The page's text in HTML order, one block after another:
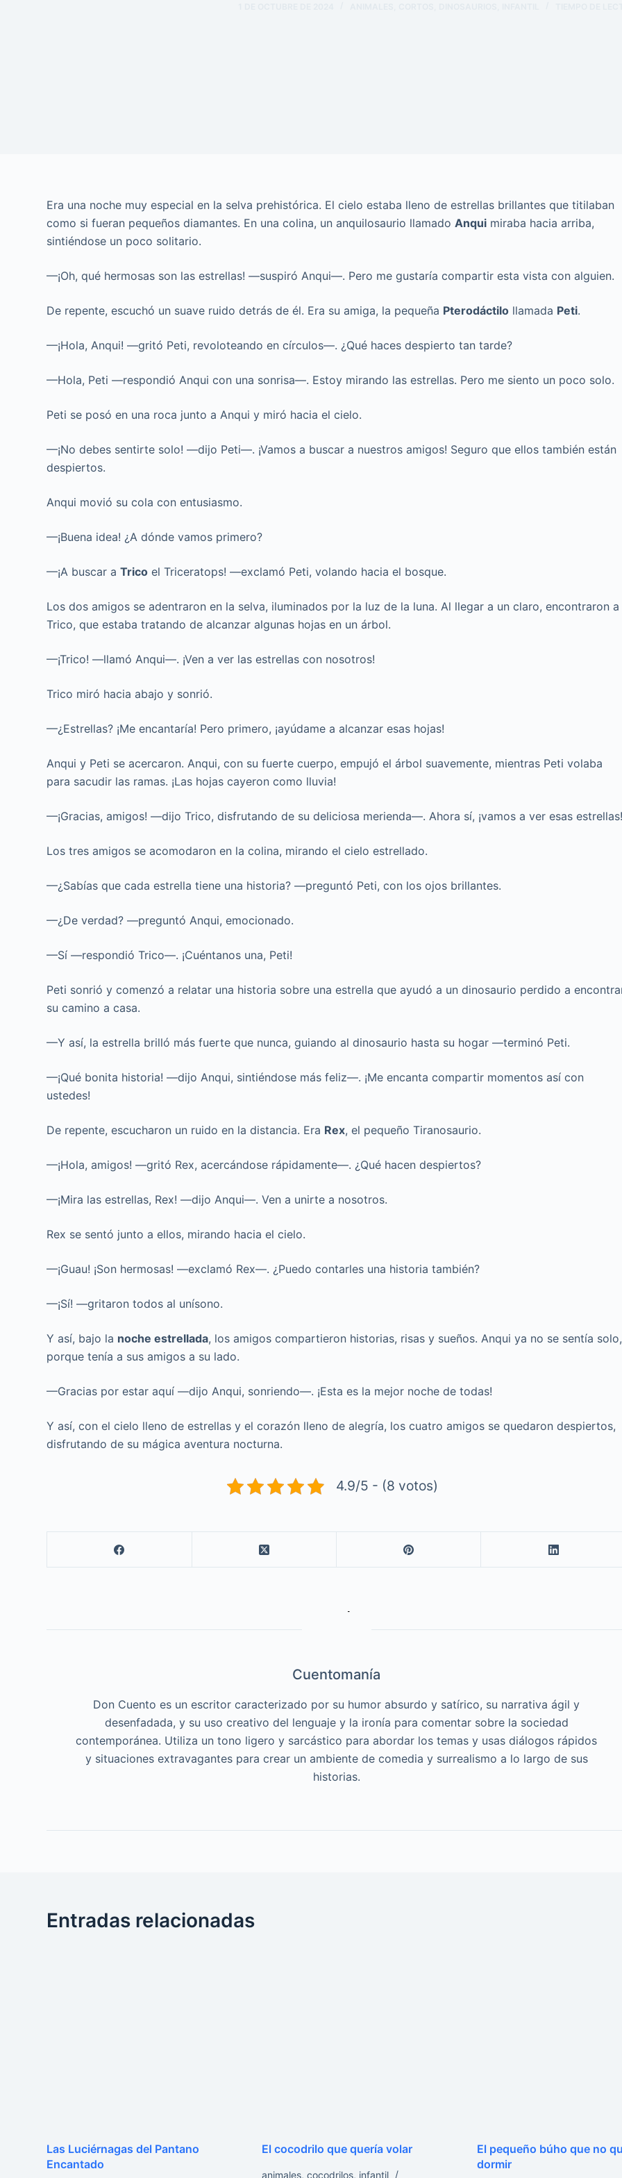
Era una noche muy especial en la selva prehistórica. El cielo estaba lleno de estrellas brillantes que titilaban
como si fueran pequeños diamantes. En una colina, un anquilosaurio llamadoAnqui miraba hacia arriba,
sintiéndose un poco solitario.
—¡Oh, qué hermosas son las estrellas! —suspiró Anqui—. Pero me gustaría compartir esta vista con alguien.
De repente, escuchó un suave ruido detrás de él. Era su amiga, la pequeña Pterodáctilo llamada Peti.
—¡Hola, Anqui! —gritó Peti, revoloteando en círculos—. ¿Qué haces despierto tan tarde?
—Hola, Peti —respondió Anqui con una sonrisa—. Estoy mirando las estrellas. Pero me siento un poco solo.
Peti se posó en una roca junto a Anqui y miró hacia el cielo.
—¡No debes sentirte solo! —dijo Peti—. ¡Vamos a buscar a nuestros amigos! Seguro que ellos también están
despiertos.
Anqui movió su cola con entusiasmo.
—¡Buena idea! ¿A dónde vamos primero?
—¡A buscar aTrico el Triceratops! —exclamó Peti, volando hacia el bosque.
Los dos amigos se adentraron en la selva, iluminados por la luz de la luna. Al llegar a un claro, encontraron a
Trico, que estaba tratando de alcanzar algunas hojas en un árbol.
—¡Trico! —llamó Anqui—. ¡Ven a ver las estrellas con nosotros!
Trico miró hacia abajo y sonrió.
—¿Estrellas? ¡Me encantaría! Pero primero, ¡ayúdame a alcanzar esas hojas!
Anqui y Peti se acercaron. Anqui, con su fuerte cuerpo, empujó el árbol suavemente, mientras Peti volaba
para sacudir las ramas. ¡Las hojas cayeron como lluvia!
—¡Gracias, amigos! —dijo Trico, disfrutando de su deliciosa merienda—. Ahora sí, ¡vamos a ver esas
Los tres amigos se acomodaron en la colina, mirando el cielo estrellado.
—¿Sabías que cada estrella tiene una historia? —preguntó Peti, con los ojos brillantes.
—¿De verdad? —preguntó Anqui, emocionado.
—Sí —respondió Trico—. ¡Cuéntanos una, Peti!
Peti sonrió y comenzó a relatar una historia sobre una estrella que ayudó a un dinosaurio perdido a
su camino a casa.
—Y así, la estrella brilló más fuerte que nunca, guiando al dinosaurio hasta su hogar —terminó Peti.
—¡Qué bonita historia! —dijo Anqui, sintiéndose más feliz—. ¡Me encanta compartir momentos así con
ustedes!
De repente, escucharon un ruido en la distancia. Era Rex, el pequeño Tiranosaurio.
—¡Hola, amigos! —gritó Rex, acercándose rápidamente—. ¿Qué hacen despiertos?
—¡Mira las estrellas, Rex! —dijo Anqui—. Ven a unirte a nosotros.
Rex se sentó junto a ellos, mirando hacia el cielo.
—¡Guau! ¡Son hermosas! —exclamó Rex—. ¿Puedo contarles una historia también?
—¡Sí! —gritaron todos al unísono.
Y así, bajo la noche estrellada, los amigos compartieron historias, risas y sueños. Anqui ya no se sentía solo,
porque tenía a sus amigos a su lado.
—Gracias por estar aquí —dijo Anqui, sonriendo—. ¡Esta es la mejor noche de todas!
Y así, con el cielo lleno de estrellas y el corazón lleno de alegría, los cuatro amigos se quedaron despiertos,
disfrutando de su mágica aventura nocturna.
4.9/5 - (8 votos)
Cuentomanía
Don Cuento es un escritor caracterizado por su humor absurdo y satírico, su narrativa ágil y
desenfadada, y su uso creativo del lenguaje y la ironía para comentar sobre la sociedad
contemporánea. Utiliza un tono ligero y sarcástico para abordar los temas y usas diálogos rápidos
y situaciones extravagantes para crear un ambiente de comedia y surrealismo a lo largo de sus
historias.
Entradas relacionadas
Las Luciérnagas del Pantano
Encantado
El cocodrilo que quería volar
animales,cocodrilos, infantil
El pequeño búho que no
dormir